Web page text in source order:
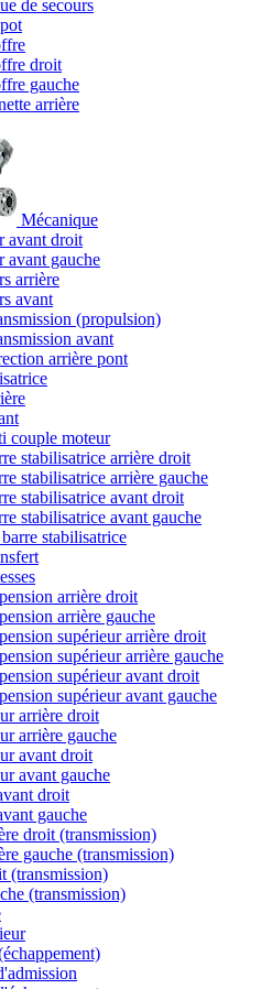
de secours
droit
gauche
arrière
Mécanique
avant droit
avant gauche
arrière
avant
(propulsion)
avant
arrière pont
couple moteur
stabilisatrice arrière droit
stabilisatrice arrière gauche
stabilisatrice avant droit
stabilisatrice avant gauche
stabilisatrice
arrière droit
arrière gauche
supérieur arrière droit
supérieur arrière gauche
supérieur avant droit
supérieur avant gauche
arrière droit
arrière gauche
avant droit
avant gauche
droit
gauche
droit (transmission)
gauche (transmission)
(transmission)
(transmission)